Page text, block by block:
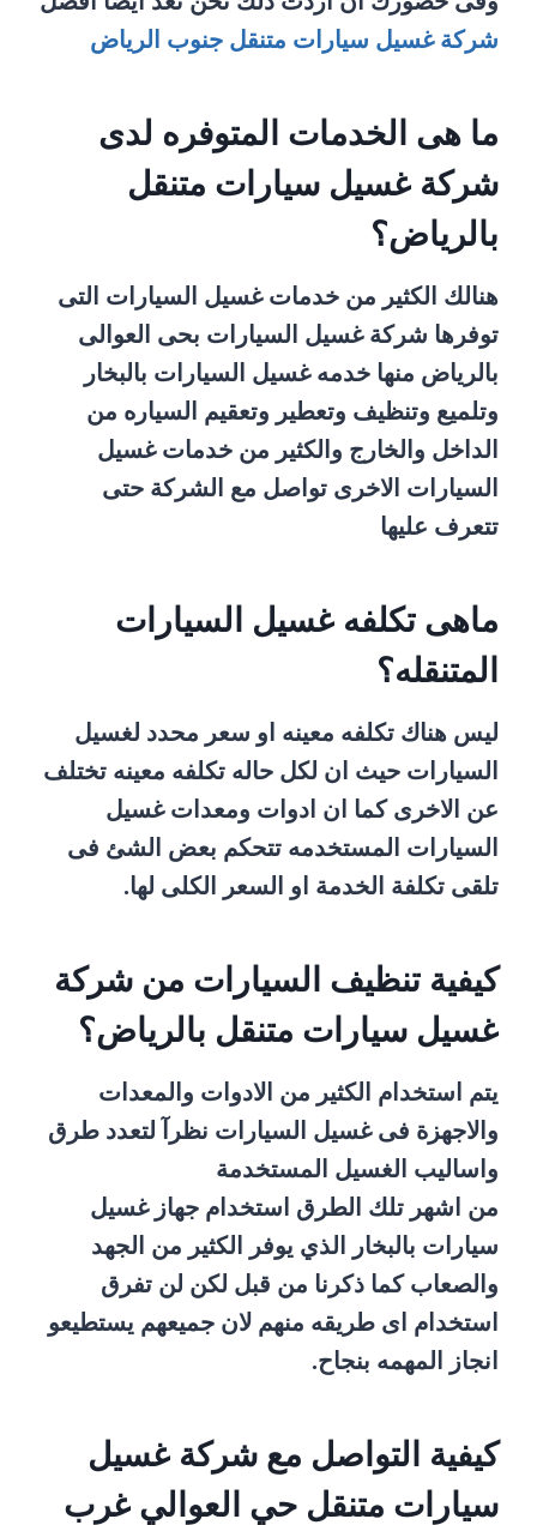
شركة غسيل سيارات متنقل جنوب الرياض
ما هى الخدمات المتوفره لدى
شركة غسيل سيارات متنقل
بالرياض؟
هنالك الكثير من خدمات غسيل السيارات التى
توفرها شركة غسيل السيارات بحى العوالى
بالرياض منها خدمه غسيل السيارات بالبخار
وتلميع وتنظيف وتعطير وتعقيم السياره من
الداخل والخارج والكثير من خدمات غسيل
السيارات الاخرى تواصل مع الشركة حتى
تتعرف عليها
ماهى تكلفه غسيل السيارات
المتنقله؟
ليس هناك تكلفه معينه او سعر محدد لغسيل
السيارات حيث ان لكل حاله تكلفه معينه تختلف
عن الاخرى كما ان ادوات ومعدات غسيل
السيارات المستخدمه تتحكم بعض الشئ فى
تلقى تكلفة الخدمة او السعر الكلى لها.
كيفية تنظيف السيارات من شركة
غسيل سيارات متنقل بالرياض؟
يتم استخدام الكثير من الادوات والمعدات
والاجهزة فى غسيل السيارات نظرآ لتعدد طرق
واساليب الغسيل المستخدمة
من اشهر تلك الطرق استخدام جهاز غسيل
سيارات بالبخار الذي يوفر الكثير من الجهد
والصعاب كما ذكرنا من قبل لكن لن تفرق
استخدام اى طريقه منهم لان جميعهم يستطيعو
انجاز المهمه بنجاح.
كيفية التواصل مع شركة غسيل
سيارات متنقل حي العوالي غرب